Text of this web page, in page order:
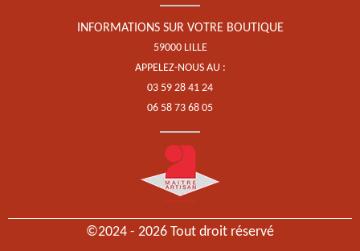
INFORMATIONS SUR VOTRE BOUTIQUE
59000 LILLE
APPELEZ-NOUS AU :
03 59 28 41 24
06 58 73 68 05
©2024 - 2026 Tout droit réservé